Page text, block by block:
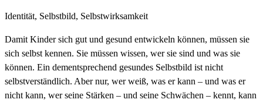
Identität, Selbstbild, Selbstwirksamkeit
Damit Kinder sich gut und gesund entwickeln können, müssen sie
sich selbst kennen. Sie müssen wissen, wer sie sind und was sie
können. Ein dementsprechend gesundes Selbstbild ist nicht
selbstverständlich. Aber nur, wer weiß, was er kann – und was er
nicht kann, wer seine Stärken – und seine Schwächen – kennt, kann